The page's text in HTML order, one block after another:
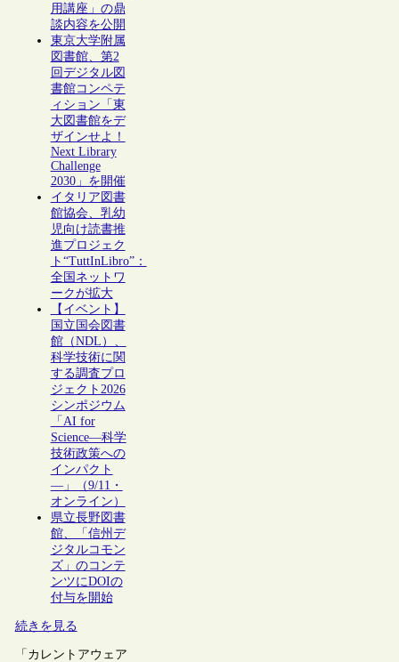
用講座」の鼎
談内容を公開
東京大学附属
図書館、第2
回デジタル図
書館コンペテ
ィション「東
大図書館をデ
ザインせよ！
Next Library
Challenge
2030」を開催
イタリア図書
館協会、乳幼
児向け読書推
進プロジェク
ト“TuttInLibro”：
全国ネットワ
ークが拡大
【イベント】
国立国会図書
館（NDL）、
科学技術に関
する調査プロ
ジェクト2026
シンポジウム
「AI for
Science―科学
技術政策への
インパクト
―」（9/11・
オンライン）
県立長野図書
館、「信州デ
ジタルコモン
ズ」のコンテ
ンツにDOIの
付与を開始
続きを見る
「カレントアウェア